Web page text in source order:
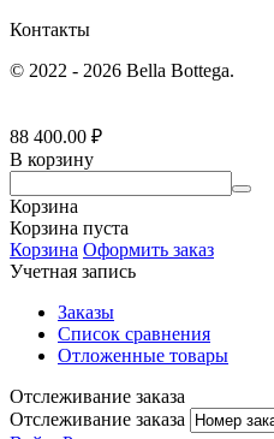
Контакты
© 2022 - 2026 Bella Bottega.
88 400.00 ₽
В корзину
Корзина
Корзина пуста
Корзина Оформить заказ
Учетная запись
Заказы
Список сравнения
Отложенные товары
Отслеживание заказа
Отслеживание заказа